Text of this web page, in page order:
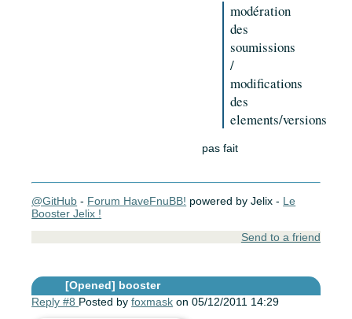
modération
des
soumissions
/
modifications
des
elements/versions
pas fait
@GitHub - Forum HaveFnuBB! powered by Jelix - Le
Booster Jelix !
Send to a friend
[Opened] booster
Reply #8 Posted byfoxmask on 05/12/2011 14:29